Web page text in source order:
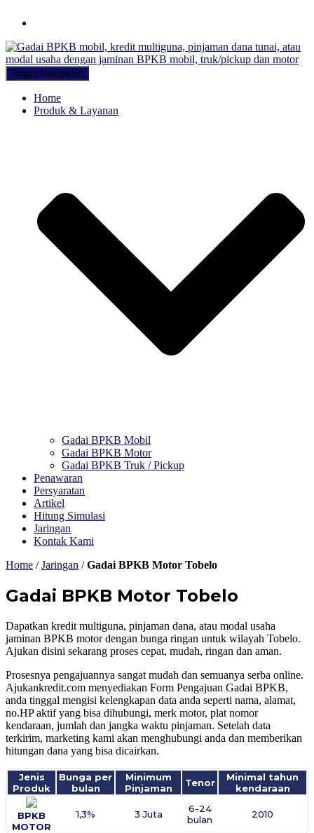
Toggle Navigation
Home
Produk & Layanan
Gadai BPKB Mobil
Gadai BPKB Motor
Gadai BPKB Truk / Pickup
Penawaran
Persyaratan
Artikel
Hitung Simulasi
Jaringan
Kontak Kami
Home /Jaringan /Gadai BPKB Motor Tobelo
Gadai BPKB Motor Tobelo
Dapatkan kredit multiguna, pinjaman dana, atau modal usaha
jaminan BPKB motor dengan bunga ringan untuk wilayah Tobelo.
Ajukan disini sekarang proses cepat, mudah, ringan dan aman.
Prosesnya pengajuannya sangat mudah dan semuanya serba online.
Ajukankredit.com menyediakan Form Pengajuan Gadai BPKB,
anda tinggal mengisi kelengkapan data anda seperti nama, alamat,
no.HP aktif yang bisa dihubungi, merk motor, plat nomor
kendaraan, jumlah dan jangka waktu pinjaman. Setelah data
terkirim, marketing kami akan menghubungi anda dan memberikan
hitungan dana yang bisa dicairkan.
Jenis
Produk
Bunga per
bulan
Minimum
Pinjaman
Tenor
Minimal tahun
kendaraan
BPKB
MOTOR
1,3% 3 Juta
6-24
bulan
2010